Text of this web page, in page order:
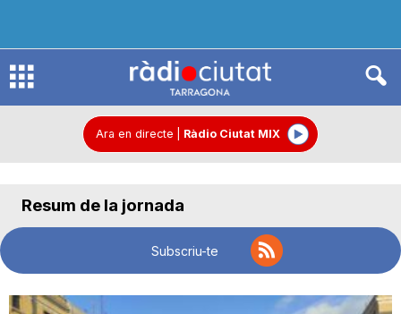
R
o
Ara en directe Ràdio Ciutat MIX
Resum de la jornada
Subscriu-te